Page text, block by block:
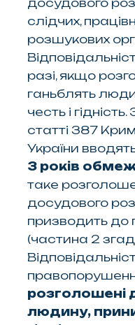
слідчих,
розшукових
разі, якщо
ганьблять
честь і
статті 387
України
3 років
таке
досудового
призводить до
(частина 2
розголошені
людину,